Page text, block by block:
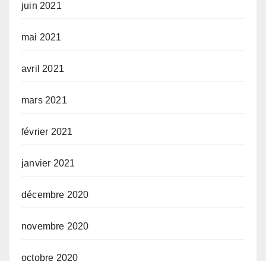
juin 2021
mai 2021
avril 2021
mars 2021
février 2021
janvier 2021
décembre 2020
novembre 2020
octobre 2020